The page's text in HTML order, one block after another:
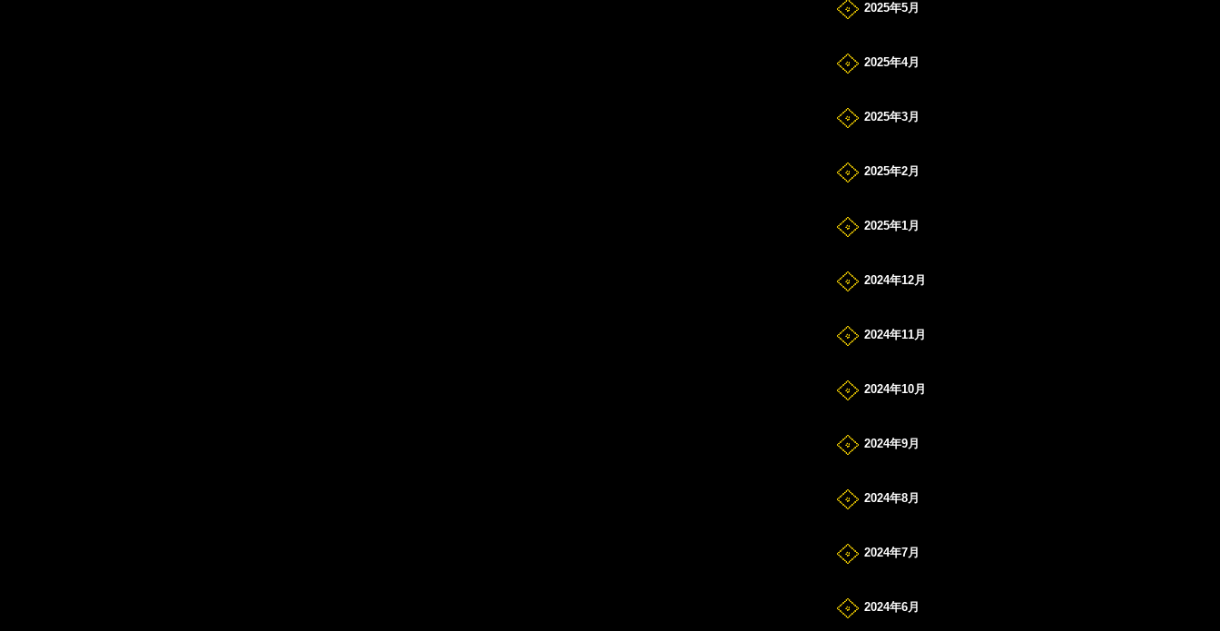
2025年5月
2025年4月
2025年3月
2025年2月
2025年1月
2024年12月
2024年11月
2024年10月
2024年9月
2024年8月
2024年7月
2024年6月